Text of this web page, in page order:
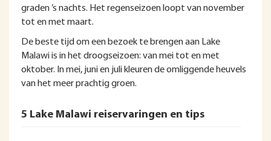
graden ’s nachts. Het regenseizoen loopt van november
tot en met maart.
De beste tijd om een bezoek te brengen aan Lake
Malawi is in het droogseizoen: van mei tot en met
oktober. In mei, juni en juli kleuren de omliggende heuvels
van het meer prachtig groen.
5 Lake Malawi reiservaringen en tips